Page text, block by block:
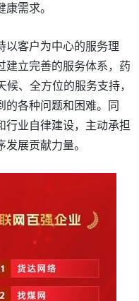
需求。
以客户为中心的服务理
建立完善的服务体系，药
、全方位的服务支持，
的各种问题和困难。同
行业自律建设，主动承担
展贡献力量。